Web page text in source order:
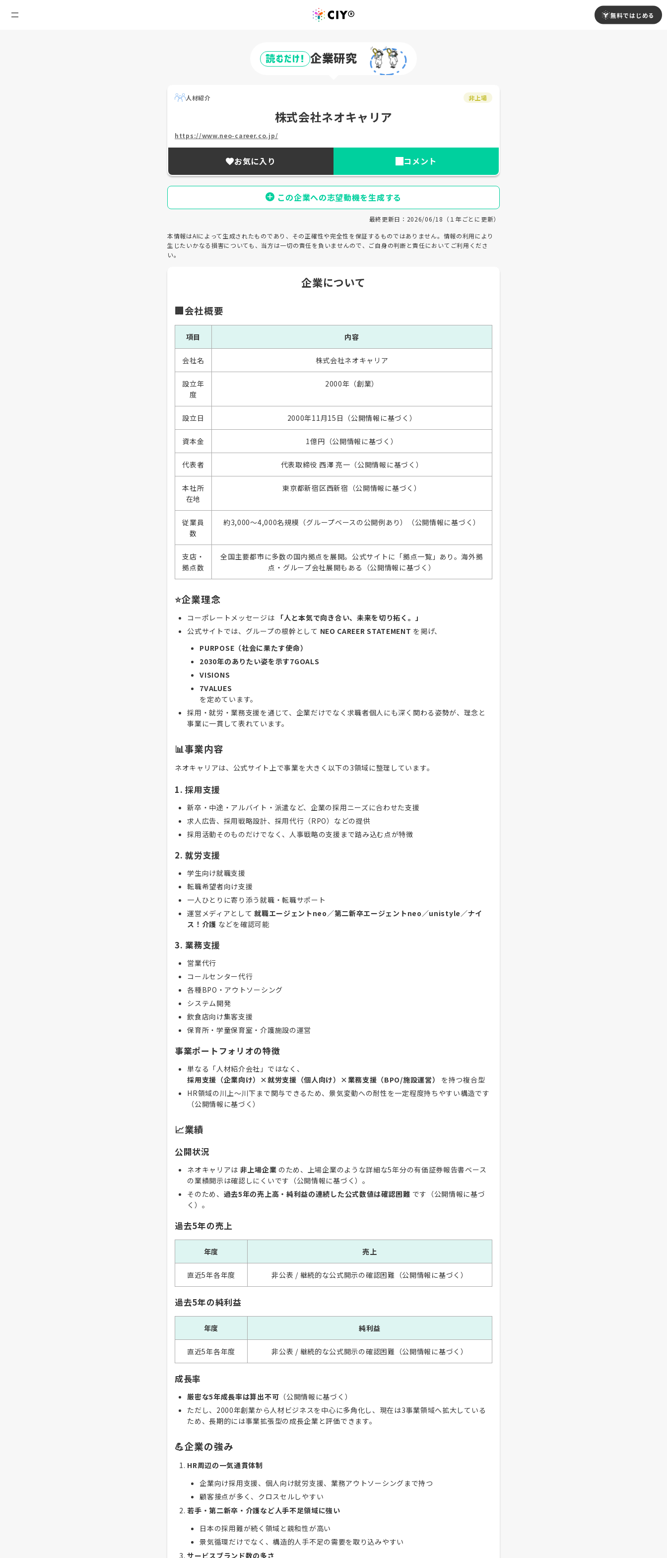
無料ではじめる
読むだけ! 企業研究
人材紹介 非上場
株式会社ネオキャリア
https://www.neo-career.co.jp/
お気に入り コメント
この企業への志望動機を生成する
最終更新日：2026/06/18（１年ごとに更新）
本情報はAIによって生成されたものであり、その正確性や完全性を保証するものではありません。情報の利用により
生じたいかなる損害についても、当方は一切の責任を負いませんので、ご自身の判断と責任においてご利用くださ
い。
企業について
🏢会社概要
項目 内容
会社名 株式会社ネオキャリア
設立年
度
2000年（創業）
設立日 2000年11月15日（公開情報に基づく）
資本金 1億円（公開情報に基づく）
代表者 代表取締役 西澤 亮一（公開情報に基づく）
本社所
在地
東京都新宿区西新宿（公開情報に基づく）
従業員
数
約3,000～4,000名規模（グループベースの公開例あり）（公開情報に基づく）
支店・
拠点数
全国主要都市に多数の国内拠点を展開。公式サイトに「拠点一覧」あり。海外拠
点・グループ会社展開もある（公開情報に基づく）
⭐企業理念
コーポレートメッセージは
「人と本気で向き合い、未来を切り拓く。」
公式サイトでは、グループの根幹として NEO CAREER STATEMENT を掲げ、
PURPOSE（社会に果たす使命）
2030年のありたい姿を示す7GOALS
VISIONS
7VALUES
を定めています。
採用・就労・業務支援を通じて、企業だけでなく求職者個人にも深く関わる姿勢が、理念と
事業に一貫して表れています。
📊事業内容
ネオキャリアは、公式サイト上で事業を大きく以下の3領域に整理しています。
1. 採用支援
新卒・中途・アルバイト・派遣など、企業の採用ニーズに合わせた支援
求人広告、採用戦略設計、採用代行（RPO）などの提供
採用活動そのものだけでなく、人事戦略の支援まで踏み込む点が特徴
2. 就労支援
学生向け就職支援
転職希望者向け支援
一人ひとりに寄り添う就職・転職サポート
運営メディアとして就職エージェントneo／第二新卒エージェントneo／unistyle／ナイ
ス！介護 などを確認可能
3. 業務支援
営業代行
コールセンター代行
各種BPO・アウトソーシング
システム開発
飲食店向け集客支援
保育所・学童保育室・介護施設の運営
事業ポートフォリオの特徴
単なる「人材紹介会社」ではなく、
採用支援（企業向け）×就労支援（個人向け）×業務支援（BPO/施設運営）
を持つ複合型
HR領域の川上～川下まで関与できるため、景気変動への耐性を一定程度持ちやすい構造です
（公開情報に基づく）
📈業績
公開状況
ネオキャリアは 非上場企業 のため、上場企業のような詳細な5年分の有価証券報告書ベース
の業績開示は確認しにくいです（公開情報に基づく）。
そのため、 過去5年の売上高・純利益の連続した公式数値は確認困難 です（公開情報に基づ
く）。
過去5年の売上
年度 売上
直近5年各年度 非公表 / 継続的な公式開示の確認困難（公開情報に基づく）
過去5年の純利益
年度 純利益
直近5年各年度 非公表 / 継続的な公式開示の確認困難（公開情報に基づく）
成長率
厳密な5年成長率は算出不可 （公開情報に基づく）
ただし、2000年創業から人材ビジネスを中心に多角化し、現在は3事業領域へ拡大している
ため、長期的には事業拡張型の成長企業と評価できます。
💪企業の強み
HR周辺の一気通貫体制
企業向け採用支援、個人向け就労支援、業務アウトソーシングまで持つ
顧客接点が多く、クロスセルしやすい
若手・第二新卒・介護など人手不足領域に強い
日本の採用難が続く領域と親和性が高い
景気循環だけでなく、構造的人手不足の需要を取り込みやすい
サービスブランド数の多さ